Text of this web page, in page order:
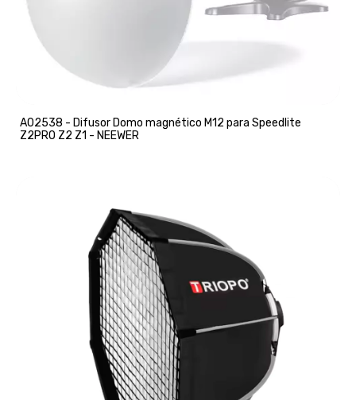
A02538 - Difusor Domo magnético M12 para Speedlite
Z2PRO Z2 Z1 - NEEWER